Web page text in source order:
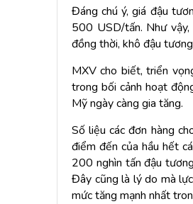
Đáng chú ý, giá đậu
500 USD/tấn. Như
đồng thời, khô đậu
MXV cho biết, triển
trong bối cảnh hoạt
Mỹ ngày càng gia tăng.
Số liệu các đơn hàng
điểm đến của hầu hết
200 nghìn tấn đậu
Đây cũng là lý do mà
mức tăng mạnh nhất